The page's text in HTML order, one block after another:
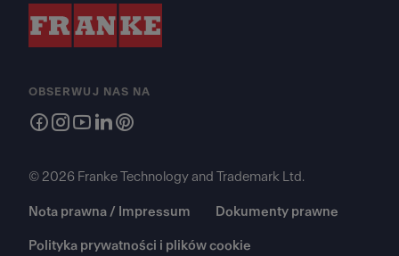
OBSERWUJ NAS NA
© 2026 Franke Technology and Trademark Ltd.
Nota prawna / Impressum Dokumenty prawne
Polityka prywatności i plików cookie